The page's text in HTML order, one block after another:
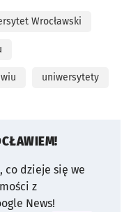
Wrocławski
uniwersytety
co dzieje się we
z
News!